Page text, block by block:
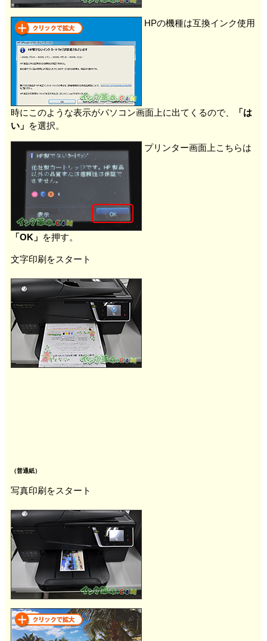
HPの機種は互換インク使用
時にこのような表示がパソコン画面上に出てくるので、
「は
い」 を選択。
プリンター画面上こちらは
「OK」 を押す。
文字印刷をスタート
（普通紙）
写真印刷をスタート